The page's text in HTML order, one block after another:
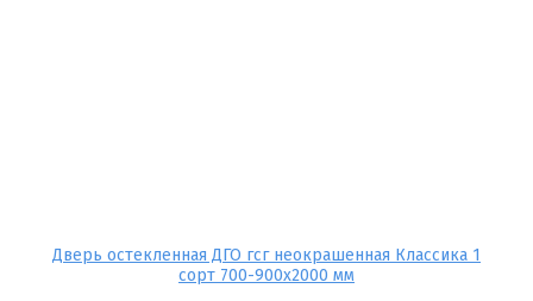
Дверь остекленная ДГО гсг неокрашенная Классика 1
сорт 700-900x2000 мм